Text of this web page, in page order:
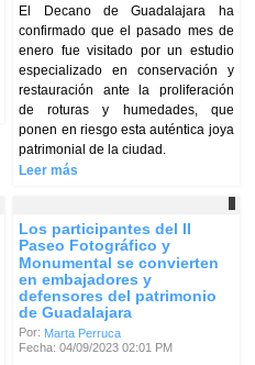
El Decano de Guadalajara ha
confirmado que el pasado mes de
enero fue visitado por un estudio
especializado en conservación y
restauración ante la proliferación
de roturas y humedades, que
ponen en riesgo esta auténtica joya
patrimonial de la ciudad.
Leer más
Los participantes del II
Paseo Fotográfico y
Monumental se convierten
en embajadores y
defensores del patrimonio
de Guadalajara
Por: Marta Perruca
Fecha: 04/09/2023 02:01 PM